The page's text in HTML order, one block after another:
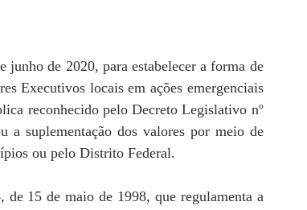
junho de 2020, para estabelecer a forma de
Executivos locais em ações emergenciais
reconhecido pelo Decreto Legislativo nº
a suplementação dos valores por meio de
ou pelo Distrito Federal.
de 15 de maio de 1998, que regulamenta a